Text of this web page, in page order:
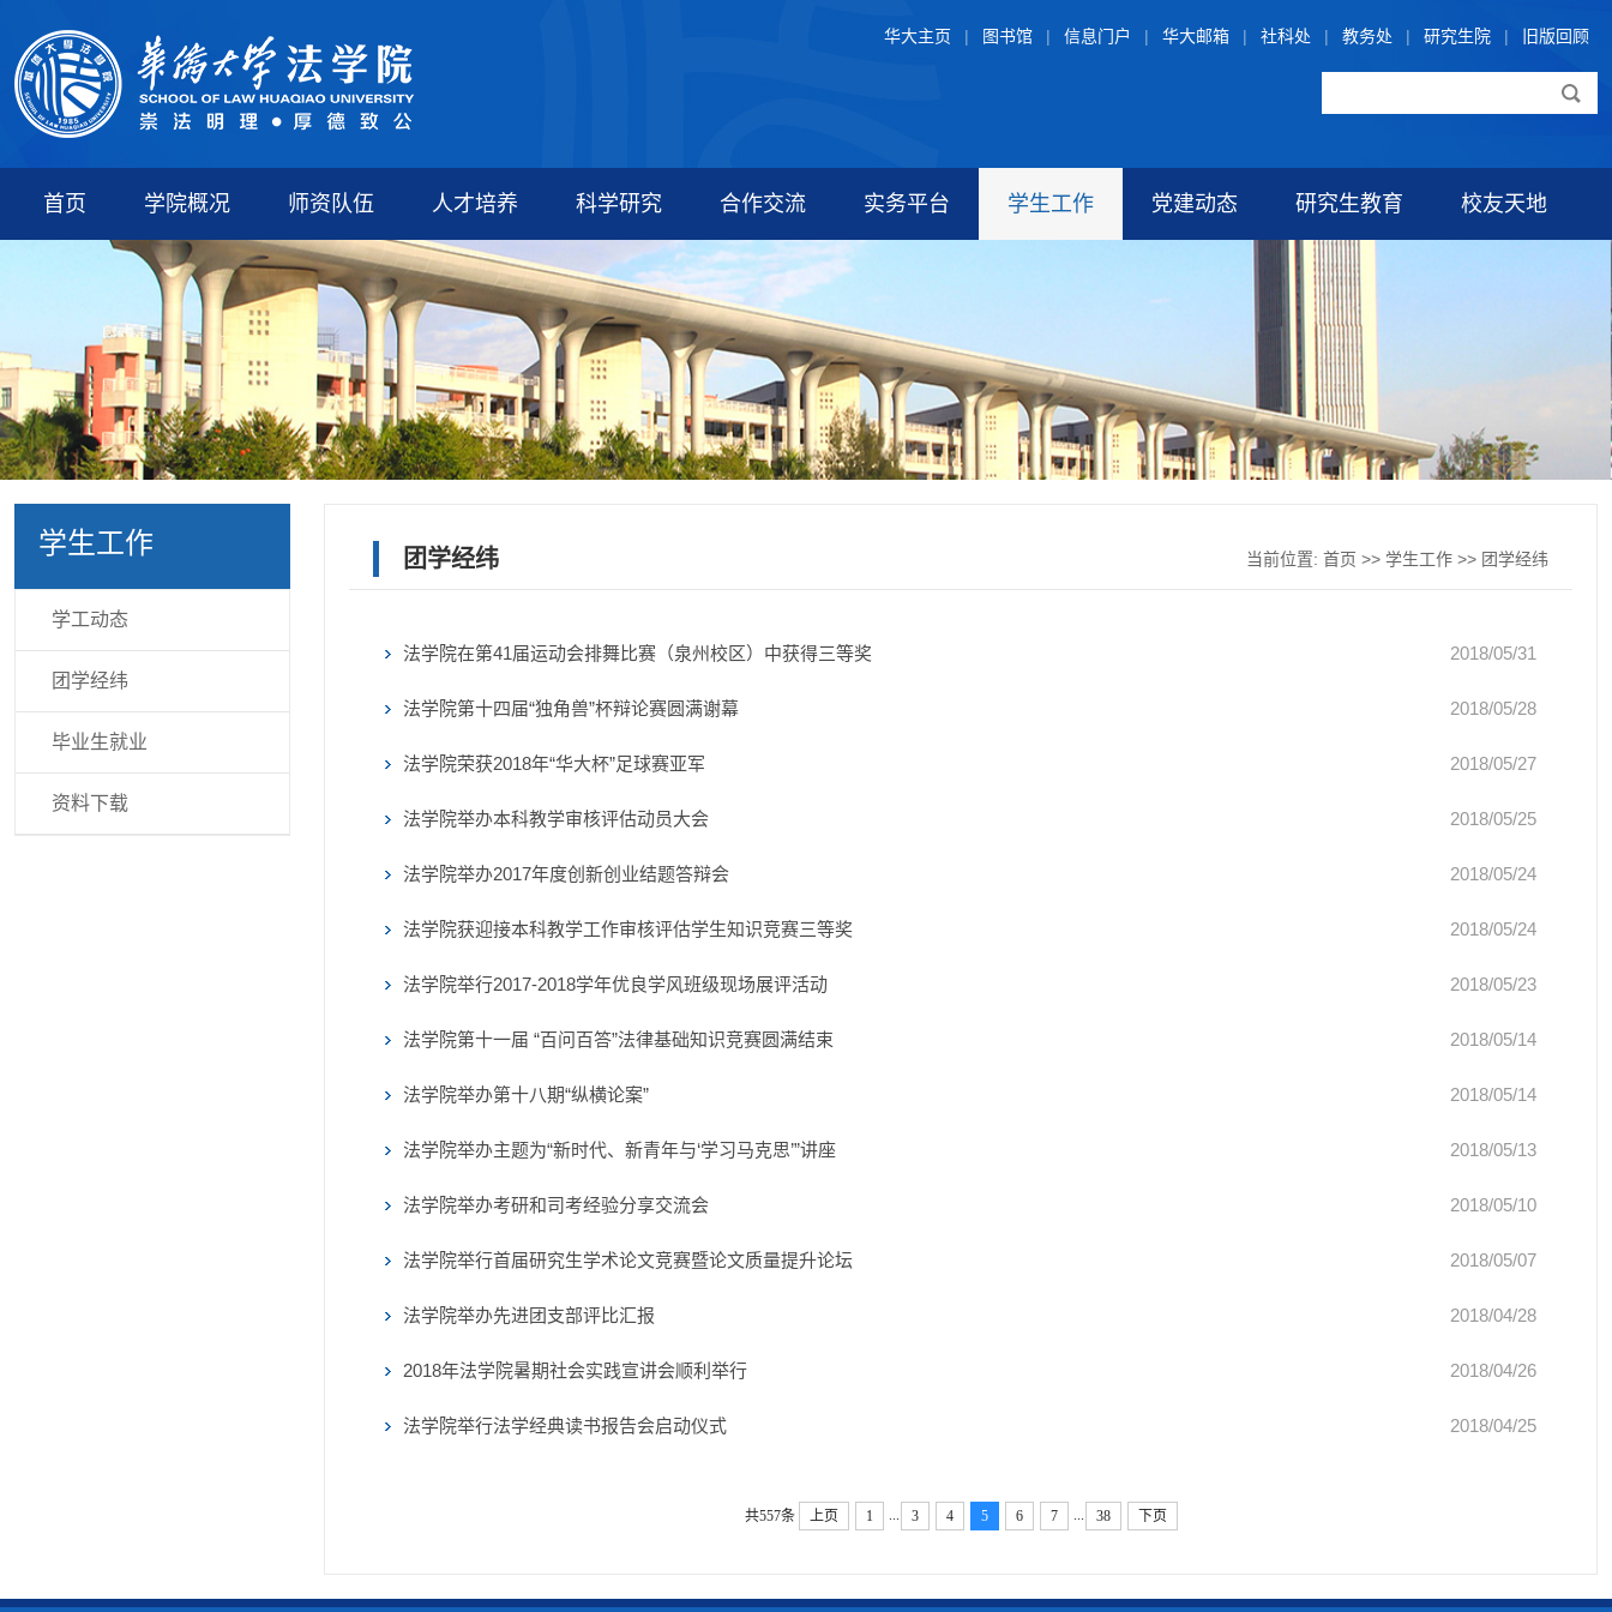
华大主页 | 图书馆 | 信息门户 | 华大邮箱 | 社科处 | 教务处 | 研究生院 | 旧版回顾
首页 学院概况 师资队伍 人才培养 科学研究 合作交流 实务平台 学生工作 党建动态 研究生教育 校友天地
学生工作
学工动态
团学经纬
毕业生就业
资料下载
团学经纬 当前位置: 首页 >> 学生工作 >> 团学经纬
法学院在第41届运动会排舞比赛（泉州校区）中获得三等奖 2018/05/31
法学院第十四届“独角兽”杯辩论赛圆满谢幕 2018/05/28
法学院荣获2018年“华大杯”足球赛亚军 2018/05/27
法学院举办本科教学审核评估动员大会 2018/05/25
法学院举办2017年度创新创业结题答辩会 2018/05/24
法学院获迎接本科教学工作审核评估学生知识竞赛三等奖 2018/05/24
法学院举行2017-2018学年优良学风班级现场展评活动 2018/05/23
法学院第十一届 “百问百答”法律基础知识竞赛圆满结束 2018/05/14
法学院举办第十八期“纵横论案” 2018/05/14
法学院举办主题为“新时代、新青年与‘学习马克思’”讲座 2018/05/13
法学院举办考研和司考经验分享交流会 2018/05/10
法学院举行首届研究生学术论文竞赛暨论文质量提升论坛 2018/05/07
法学院举办先进团支部评比汇报 2018/04/28
2018年法学院暑期社会实践宣讲会顺利举行 2018/04/26
法学院举行法学经典读书报告会启动仪式 2018/04/25
共557条 上页 1 3 4 5 6 7 38 下页